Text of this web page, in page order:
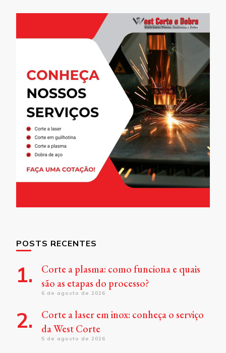
POSTS RECENTES
Corte a plasma: como funciona e quais
são as etapas do processo?
6 de agosto de 2026
Corte a laser em inox: conheça o serviço
da West Corte
5 de agosto de 2026